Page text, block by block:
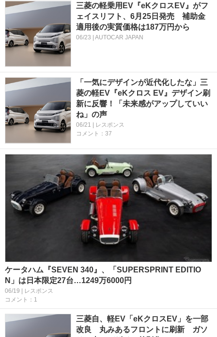
三菱の軽乗用EV『eKクロスEV』がフ
ェイスリフト、6月25日発売 補助金
適用後の実質価格は187万円から
06/23 | AUTOCAR JAPAN
「一気にデザインが近代化したな」三
菱の軽EV『eKクロス EV』デザイン刷
新に反響！「未来感がアップしていい
ね」の声
06/21 | レスポンス
コメント：37
ケータハム『SEVEN 340』、「SUPERSPRINT EDITIO
N」は日本限定27台…1249万6000円
06/19 | レスポンス
コメント：1
三菱自、軽EV「eKクロスEV」を一部
改良 丸みあるフロントに刷新 ガソ